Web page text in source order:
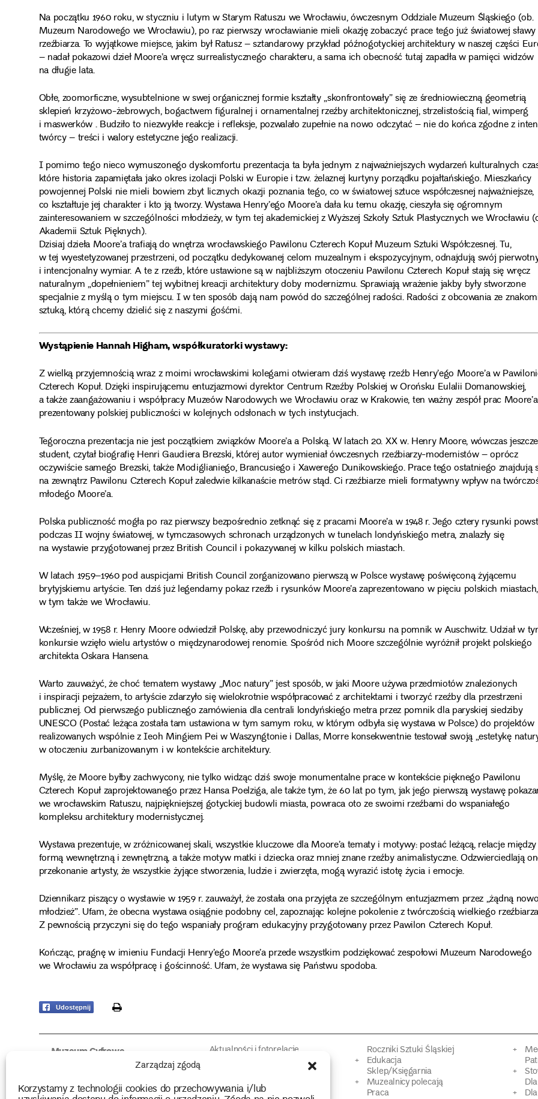
Zarządzaj zgodą
Korzystamy z technologii cookies do przechowywania i/lub
Na początku 1960 roku, w styczniu i lutym w Starym Ratuszu we Wrocławiu, ówczesnym Oddziale Muzeum Śląskiego (ob.
Muzeum Narodowego we Wrocławiu), po raz pierwszy wrocławianie mieli okazję zobaczyć prace tego już światowej sławy
rzeźbiarza. To wyjątkowe miejsce, jakim był Ratusz – sztandarowy przykład późnogotyckiej architektury w naszej części
– nadał pokazowi dzieł Moore’a wręcz surrealistycznego charakteru, a sama ich obecność tutaj zapadła w pamięci widzów
na długie lata.
Obłe, zoomorficzne, wysubtelnione w swej organicznej formie kształty „skonfrontowały” się ze średniowieczną geometrią
sklepień krzyżowo-żebrowych, bogactwem figuralnej i ornamentalnej rzeźby architektonicznej, strzelistością fial, wimperg
i maswerków . Budziło to niezwykłe reakcje i refleksje, pozwalało zupełnie na nowo odczytać – nie do końca zgodne z
twórcy – treści i walory estetyczne jego realizacji.
I pomimo tego nieco wymuszonego dyskomfortu prezentacja ta była jednym z najważniejszych wydarzeń kulturalnych
które historia zapamiętała jako okres izolacji Polski w Europie i tzw. żelaznej kurtyny porządku pojałtańskiego. Mieszkańcy
powojennej Polski nie mieli bowiem zbyt licznych okazji poznania tego, co w światowej sztuce współczesnej najważniejsze,
co kształtuje jej charakter i kto ją tworzy. Wystawa Henry’ego Moore’a dała ku temu okazję, cieszyła się ogromnym
zainteresowaniem w szczególności młodzieży, w tym tej akademickiej z Wyższej Szkoły Sztuk Plastycznych we Wrocławiu
Akademii Sztuk Pięknych).
Dzisiaj dzieła Moore’a trafiają do wnętrza wrocławskiego Pawilonu Czterech Kopuł Muzeum Sztuki Współczesnej. Tu,
w tej wyestetyzowanej przestrzeni, od początku dedykowanej celom muzealnym i ekspozycyjnym, odnajdują swój
i intencjonalny wymiar. A te z rzeźb, które ustawione są w najbliższym otoczeniu Pawilonu Czterech Kopuł stają się wręcz
naturalnym „dopełnieniem” tej wybitnej kreacji architektury doby modernizmu. Sprawiają wrażenie jakby były stworzone
specjalnie z myślą o tym miejscu. I w ten sposób dają nam powód do szczególnej radości. Radości z obcowania ze
sztuką, którą chcemy dzielić się z naszymi gośćmi.
Wystąpienie Hannah Higham, współkuratorki wystawy:
Z wielką przyjemnością wraz z moimi wrocławskimi kolegami otwieram dziś wystawę rzeźb Henry’ego Moore’a w
Czterech Kopuł. Dzięki inspirującemu entuzjazmowi dyrektor Centrum Rzeźby Polskiej w Orońsku Eulalii Domanowskiej,
a także zaangażowaniu i współpracy Muzeów Narodowych we Wrocławiu oraz w Krakowie, ten ważny zespół prac
prezentowany polskiej publiczności w kolejnych odsłonach w tych instytucjach.
Tegoroczna prezentacja nie jest początkiem związków Moore’a a Polską. W latach 20. XX w. Henry Moore, wówczas jeszcze
student, czytał biografię Henri Gaudiera Brezski, której autor wymieniał ówczesnych rzeźbiarzy-modernistów – oprócz
oczywiście samego Brezski, także Modiglianiego, Brancusiego i Xawerego Dunikowskiego. Prace tego ostatniego znajdują
na zewnątrz Pawilonu Czterech Kopuł zaledwie kilkanaście metrów stąd. Ci rzeźbiarze mieli formatywny wpływ na
młodego Moore’a.
Polska publiczność mogła po raz pierwszy bezpośrednio zetknąć się z pracami Moore’a w 1948 r. Jego cztery rysunki
podczas II wojny światowej, w tymczasowych schronach urządzonych w tunelach londyńskiego metra, znalazły się
na wystawie przygotowanej przez British Council i pokazywanej w kilku polskich miastach.
W latach 1959–1960 pod auspicjami British Council zorganizowano pierwszą w Polsce wystawę poświęconą żyjącemu
brytyjskiemu artyście. Ten dziś już legendarny pokaz rzeźb i rysunków Moore’a zaprezentowano w pięciu polskich miastach,
w tym także we Wrocławiu.
Wcześniej, w 1958 r. Henry Moore odwiedził Polskę, aby przewodniczyć jury konkursu na pomnik w Auschwitz. Udział w
konkursie wzięło wielu artystów o międzynarodowej renomie. Spośród nich Moore szczególnie wyróżnił projekt polskiego
architekta Oskara Hansena.
Warto zauważyć, że choć tematem wystawy „Moc natury” jest sposób, w jaki Moore używa przedmiotów znalezionych
i inspiracji pejzażem, to artyście zdarzyło się wielokrotnie współpracować z architektami i tworzyć rzeźby dla przestrzeni
publicznej. Od pierwszego publicznego zamówienia dla centrali londyńskiego metra przez pomnik dla paryskiej siedziby
UNESCO (Postać leżąca została tam ustawiona w tym samym roku, w którym odbyła się wystawa w Polsce) do projektów
realizowanych wspólnie z Ieoh Mingiem Pei w Waszyngtonie i Dallas, Morre konsekwentnie testował swoją „estetykę
w otoczeniu zurbanizowanym i w kontekście architektury.
Myślę, że Moore byłby zachwycony, nie tylko widząc dziś swoje monumentalne prace w kontekście pięknego Pawilonu
Czterech Kopuł zaprojektowanego przez Hansa Poelziga, ale także tym, że 60 lat po tym, jak jego pierwszą wystawę
we wrocławskim Ratuszu, najpiękniejszej gotyckiej budowli miasta, powraca oto ze swoimi rzeźbami do wspaniałego
kompleksu architektury modernistycznej.
Wystawa prezentuje, w zróżnicowanej skali, wszystkie kluczowe dla Moore’a tematy i motywy: postać leżącą, relacje między
formą wewnętrzną i zewnętrzną, a także motyw matki i dziecka oraz mniej znane rzeźby animalistyczne. Odzwierciedlają
przekonanie artysty, że wszystkie żyjące stworzenia, ludzie i zwierzęta, mogą wyrazić istotę życia i emocje.
Dziennikarz piszący o wystawie w 1959 r. zauważył, że została ona przyjęta ze szczególnym entuzjazmem przez „żądną
młodzież”. Ufam, że obecna wystawa osiągnie podobny cel, zapoznając kolejne pokolenie z twórczością wielkiego
Z pewnością przyczyni się do tego wspaniały program edukacyjny przygotowany przez Pawilon Czterech Kopuł.
Kończąc, pragnę w imieniu Fundacji Henry’ego Moore’a przede wszystkim podziękować zespołowi Muzeum Narodowego
we Wrocławiu za współpracę i gościnność. Ufam, że wystawa się Państwu spodoba.
Udostępnij print
Muzeum Cyfrowe
Użyczenia obiektów
Biblioteka
Aktualności i fotorelacje
Muzealne rozmowy
Kolekcja
Roczniki Sztuki Śląskiej
Edukacja
Sklep/Księgarnia
Muzealnicy polecają
Praca